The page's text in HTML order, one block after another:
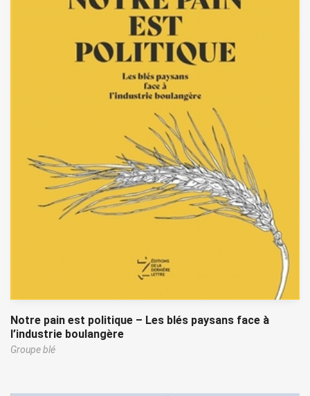
Notre pain est politique – Les blés paysans face à
l’industrie boulangère
Groupe blé